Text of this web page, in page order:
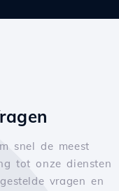
snel de meest
tot onze diensten
vragen en